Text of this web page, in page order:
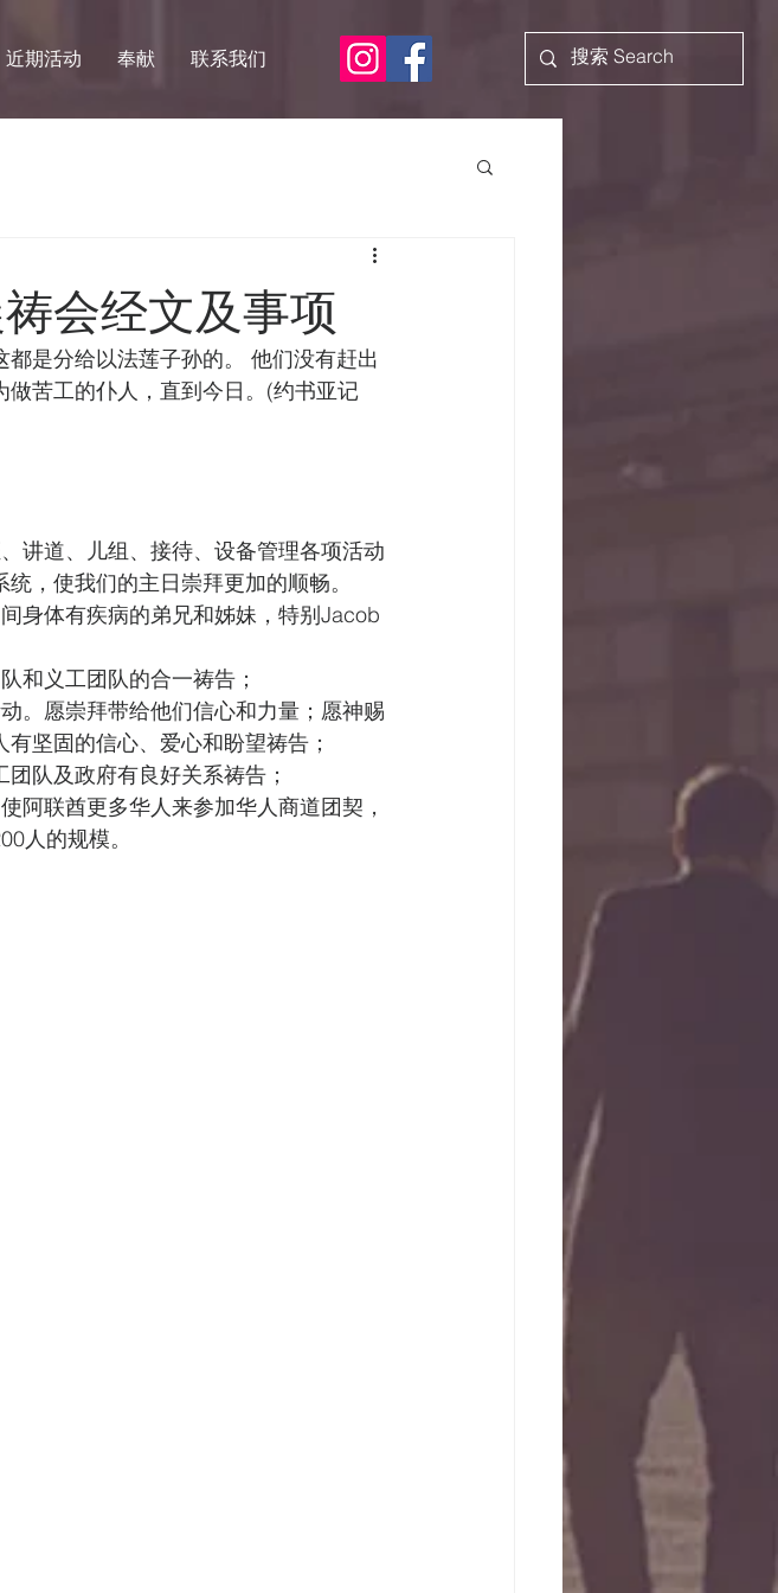
近期活动 奉献 联系我们
经文及事项
是分给以法莲子孙的。 他们没有赶出
苦工的仆人，直到今日。(约书亚记
讲道、儿组、接待、设备管理各项活动
，使我们的主日崇拜更加的顺畅。
身体有疾病的弟兄和姊妹，特别Jacob
和义工团队的合一祷告；
。愿崇拜带给他们信心和力量；愿神赐
坚固的信心、爱心和盼望祷告；
队及政府有良好关系祷告；
阿联酋更多华人来参加华人商道团契，
人的规模。